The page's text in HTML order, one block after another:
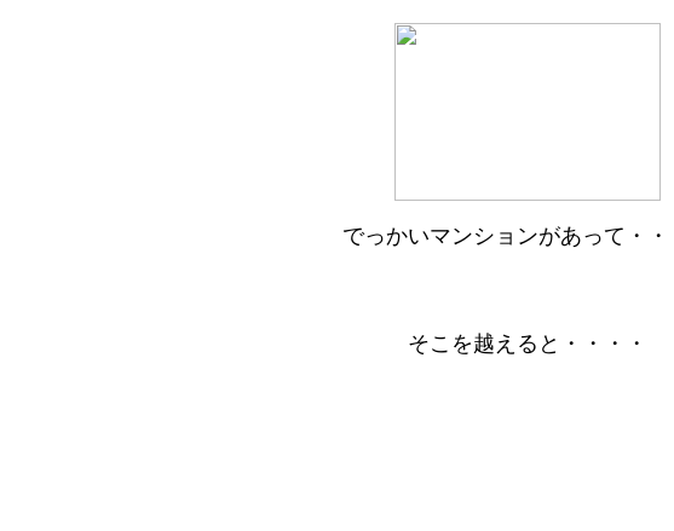
でっかいマンションがあって・・
そこを越えると・・・・